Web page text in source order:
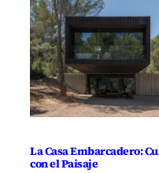
La Casa Embarcadero:
con el Paisaje